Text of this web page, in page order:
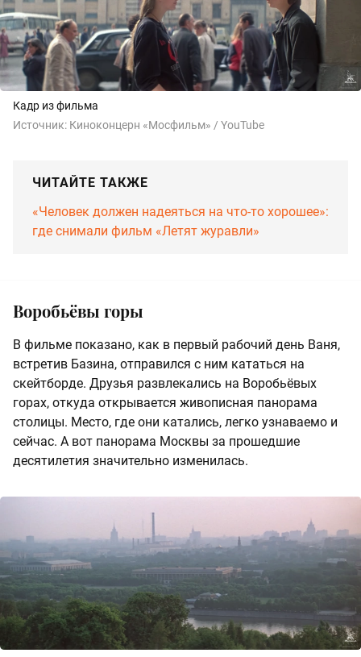
Кадр из фильма
Источник: Киноконцерн «Мосфильм» / YouTube
ЧИТАЙТЕ ТАКЖЕ
«Человек должен надеяться на что-то хорошее»:
где снимали фильм «Летят журавли»
Воробьёвы горы
В фильме показано, как в первый рабочий день Ваня,
встретив Базина, отправился с ним кататься на
скейтборде. Друзья развлекались на Воробьёвых
горах, откуда открывается живописная панорама
столицы. Место, где они катались, легко узнаваемо и
сейчас. А вот панорама Москвы за прошедшие
десятилетия значительно изменилась.